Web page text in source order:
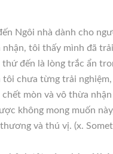
Ngôi nhà dành cho
tôi thấy mình đã
đến là lòng trắc ẩn
tôi chưa từng trải
mòn và vô thừa
không mong muốn
và thú vị. (x.